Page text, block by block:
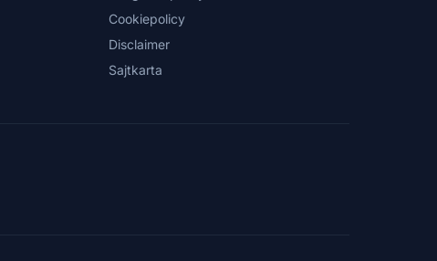
Cookiepolicy
Disclaimer
Sajtkarta